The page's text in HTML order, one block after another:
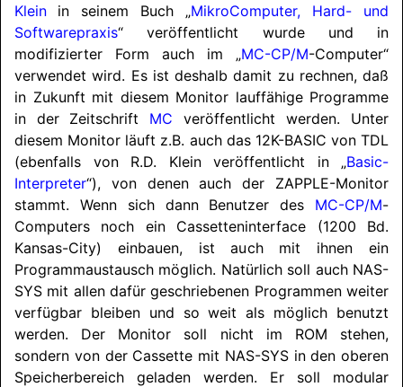
Klein
in seinem Buch „MikroComputer, Hard- und
Softwarepraxis“ veröffentlicht wurde und in
modifizierter Form auch im „MC-CP/M-Computer“
verwendet wird. Es ist deshalb damit zu rechnen, daß
in Zukunft mit diesem Monitor lauffähige Programme
in der Zeitschrift MC veröffentlicht werden. Unter
diesem Monitor läuft z.B. auch das 12K-BASIC von TDL
(ebenfalls von R.D. Klein veröffentlicht in „Basic-
Interpreter“), von denen auch der ZAPPLE-Monitor
stammt. Wenn sich dann Benutzer des MC-CP/M-
Computers noch ein Cassetteninterface (1200 Bd.
Kansas-City) einbauen, ist auch mit ihnen ein
Programmaustausch möglich. Natürlich soll auch NAS-
SYS mit allen dafür geschriebenen Programmen weiter
verfügbar bleiben und so weit als möglich benutzt
werden. Der Monitor soll nicht im ROM stehen,
sondern von der Cassette mit NAS-SYS in den oberen
Speicherbereich geladen werden. Er soll modular